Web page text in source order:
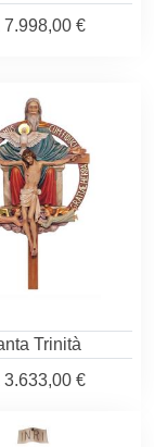
7.998,00 €
Trinità
3.633,00 €